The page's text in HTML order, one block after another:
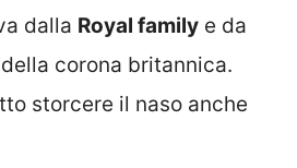
dalla Royal family e da
corona britannica.
storcere il naso anche